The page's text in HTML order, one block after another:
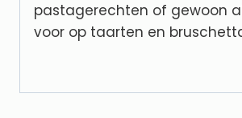
pastagerechten of gewoon
voor op taarten en